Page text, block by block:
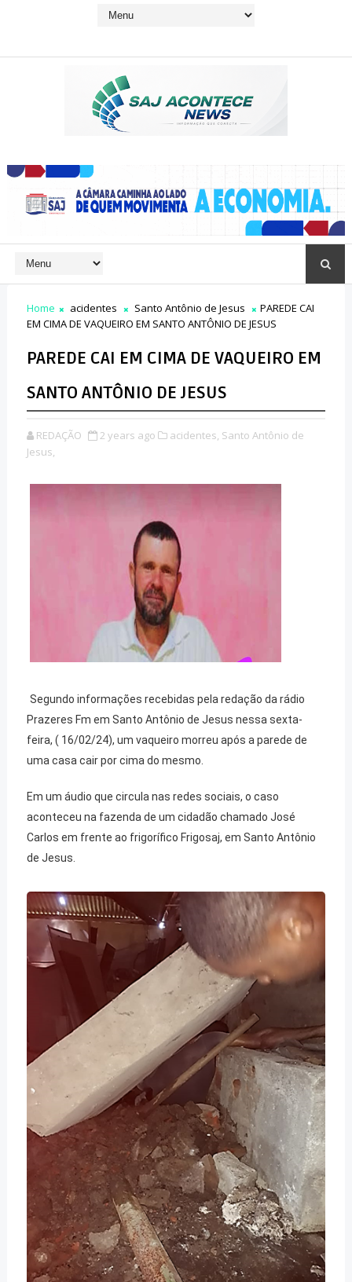
Home acidentes Santo Antônio de Jesus
PAREDE CAI
EM CIMA DE VAQUEIRO EM SANTO ANTÔNIO DE JESUS
PAREDE CAI EM CIMA DE VAQUEIRO EM
SANTO ANTÔNIO DE JESUS
REDAÇÃO 2 years ago acidentes, Santo Antônio de
Jesus,
Segundo informações recebidas pela redação da rádio
Prazeres Fm em Santo Antônio de Jesus nessa sexta-
feira, ( 16/02/24), um vaqueiro morreu após a parede de
uma casa cair por cima do mesmo.
Em um áudio que circula nas redes sociais, o caso
aconteceu na fazenda de um cidadão chamado José
Carlos em frente ao frigorífico Frigosaj, em Santo Antônio
de Jesus.